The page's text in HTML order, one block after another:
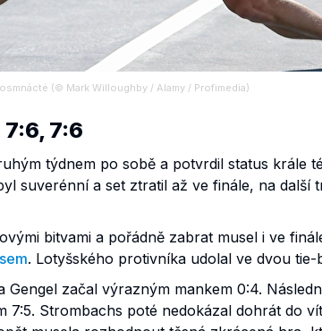
(© Mark Willoughby / Alamy / Profimedia)
7:6
týdnem po sobě a potvrdil status krále
suverénní a set ztratil až ve finále, na další
bitvami a pořádně zabrat musel i ve
. Lotyšského protivníka udolal ve dvou tie-
Gengel začal výrazným mankem 0:4.
7:5. Strombachs poté nedokázal dohrát do